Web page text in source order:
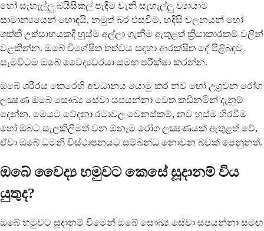
හෝ සැහැල්ලු බයිසිකල් පැදීම වැනි සැහැල්ලු ව්‍යායාම
සාමාන්‍යයෙන් හොඳයි, නමුත් බර එසවීම, හදිසි චලනයන් හෝ
ශක්ති උත්සාහයකදී හුස්ම අල්ලා ගැනීම ඇතුළත් ක්‍රියාකාරකම් වලින්
වළකින්න. ඔබේ විශේෂිත තත්වය සඳහා ආරක්ෂිත දේ පිළිබඳව
සැමවිටම ඔබේ වෛද්‍යවරයා සමඟ පරීක්ෂා කරන්න.
ඔබේ ශරීරය කෙරෙහි අවධානය යොමු කර නව හෝ උග්‍රවන රෝග
ලක්‍ෂණ ඔබේ සෞඛ්‍ය සේවා සපයන්නා වෙත කඩිනමින් දැනුම්
දෙන්න. මෙයට වේදනා රටාවල වෙනස්කම්, නව හුස්ම හිරවීම
හෝ ඔබට සැලකිලිමත් වන ඕනෑම රෝග ලක්‍ෂණයක් ඇතුළත් වේ,
ඒවා ඔබේ ධමනි විස්ථාපනයට සම්බන්ධ නොවන බවක් පෙනුනත්.
ඔබේ වෛද්‍ය හමුවට කෙසේ සූදානම් විය
යුතුද?
ඔබේ හමුවට සූදානම් වීමෙන් ඔබේ සෞඛ්‍ය සේවා සපයන්නා සමඟ